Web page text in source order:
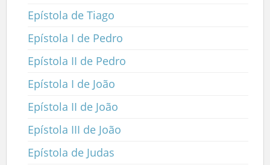
Epístola de Tiago
Epístola I de Pedro
Epístola II de Pedro
Epístola I de João
Epístola II de João
Epístola III de João
Epístola de Judas